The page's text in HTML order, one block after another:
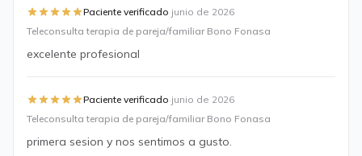
Paciente verificado·junio de 2026
Teleconsulta terapia de pareja/familiar Bono Fonasa
excelente profesional
Paciente verificado·junio de 2026
Teleconsulta terapia de pareja/familiar Bono Fonasa
primera sesion y nos sentimos a gusto.